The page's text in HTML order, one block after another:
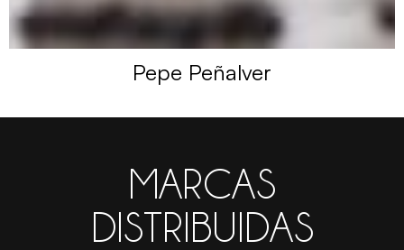
Pepe Peñalver
MARCAS
DISTRIBUIDAS